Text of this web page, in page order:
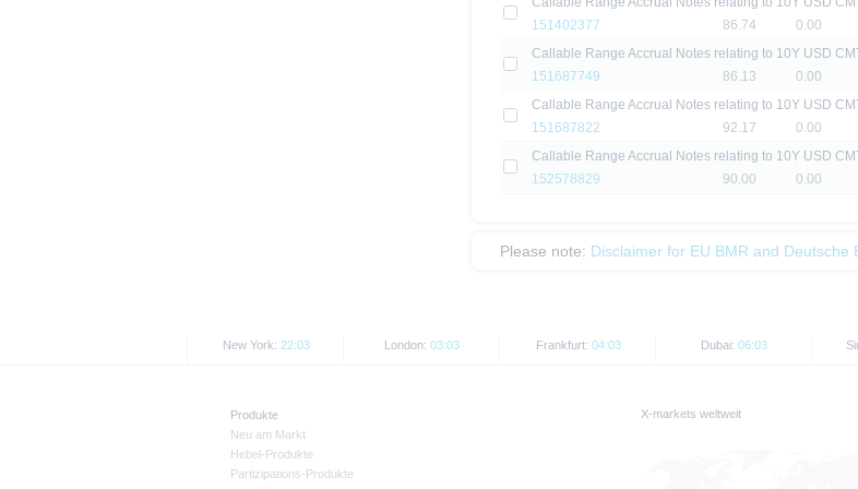
151402377
86.74 0.00
Callable Range Accrual Notes relating to 10Y USD
151687749
86.13 0.00
Callable Range Accrual Notes relating to 10Y USD
151687822
92.17 0.00
Callable Range Accrual Notes relating to 10Y USD
152578829
90.00 0.00
Please note: Disclaimer for EU BMR and Deutsche
New York: 22:03 London: 03:03 Frankfurt: 04:03 Dubai: 06:03
Produkte
Neu am Markt
Hebel-Produkte
Partizipations-Produkte
X-markets weltweit
Wie im jeweiligen Basisprospekt erläutert, unterliegt der Vertrieb der in dieser Publikation
Beschränkungen. So dürfen die hierin genannten Wertpapiere weder innerhalb der USA
Dieses Dokument und die in ihm enthaltenen Informationen dürfen nur in solchen Staaten
den jeweils anwendbaren Rechtsvorschriften zulässig ist. Der direkte oder indirekte Vertrieb
Kanada oder Japan, sowie seine Übermittlung an oder für Rechnung von US-Personen oder